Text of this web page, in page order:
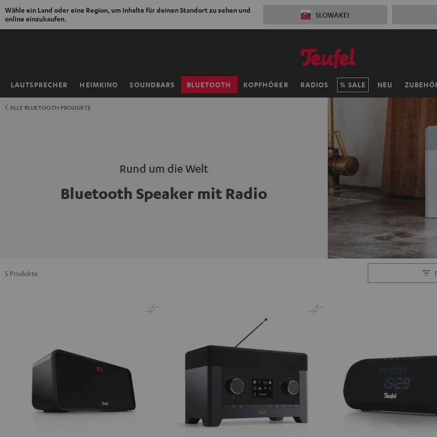
Wähle ein Land oder eine Region, um Inhalte für deinen Standort zu sehen und
online einzukaufen.
SLOWAKEI
ZUM
LAUTSPRECHER HEIMKINO SOUNDBARS BLUETOOTH KOPFHÖRER RADIOS SALE NEU
Startseite
ALLE BLUETOOTH PRODUKTE
Rund um die Welt
Bluetooth Speaker mit Radio
5 Produkte